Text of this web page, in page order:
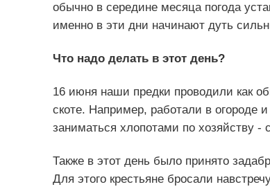
обычно в середине месяца погода
именно в эти дни начинают дуть
Что надо делать в этот день?
16 июня наши предки проводили как
скоте. Например, работали в
заниматься хлопотами по хозяйству -
Также в этот день было принято
Для этого крестьяне бросали